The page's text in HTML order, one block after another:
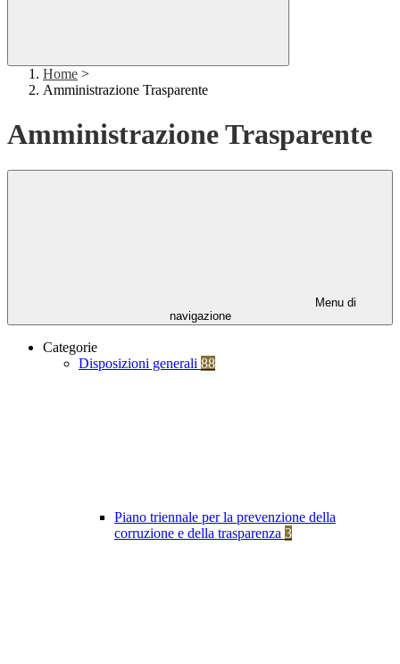
Home >
Amministrazione Trasparente
Amministrazione Trasparente
Menu di
navigazione
Categorie
Disposizioni generali 88
Piano triennale per la prevenzione della
corruzione e della trasparenza 3